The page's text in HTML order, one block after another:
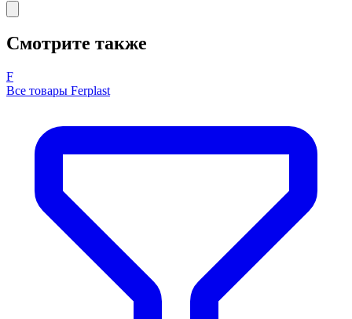
Смотрите также
F
Все товары Ferplast